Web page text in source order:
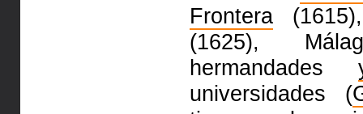
Frontera
(1625),
hermandades
universidades (